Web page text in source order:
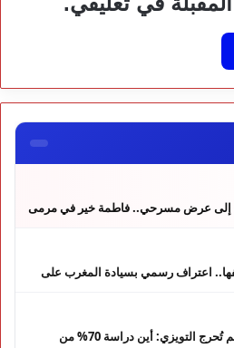
إلى عرض مسرحي.. فاطمة خير في مرمى
اعتراف رسمي بسيادة المغرب على
النقابة الوطنية للتعليم تُحرج التويزي: أين دراسة 70% من